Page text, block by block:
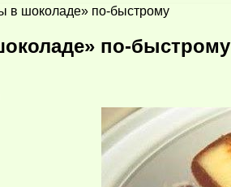
в шоколаде» по-быстрому
по-быстрому